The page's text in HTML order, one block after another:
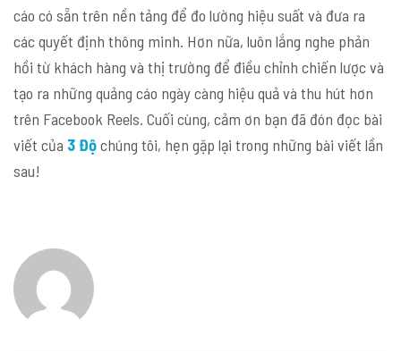
cáo có sẵn trên nền tảng để đo lường hiệu suất và đưa ra
các quyết định thông minh. Hơn nữa, luôn lắng nghe phản
hồi từ khách hàng và thị trường để điều chỉnh chiến lược và
tạo ra những quảng cáo ngày càng hiệu quả và thu hút hơn
trên Facebook Reels. Cuối cùng, cảm ơn bạn đã đón đọc bài
viết của 3 Độchúng tôi, hẹn gặp lại trong những bài viết lần
sau!